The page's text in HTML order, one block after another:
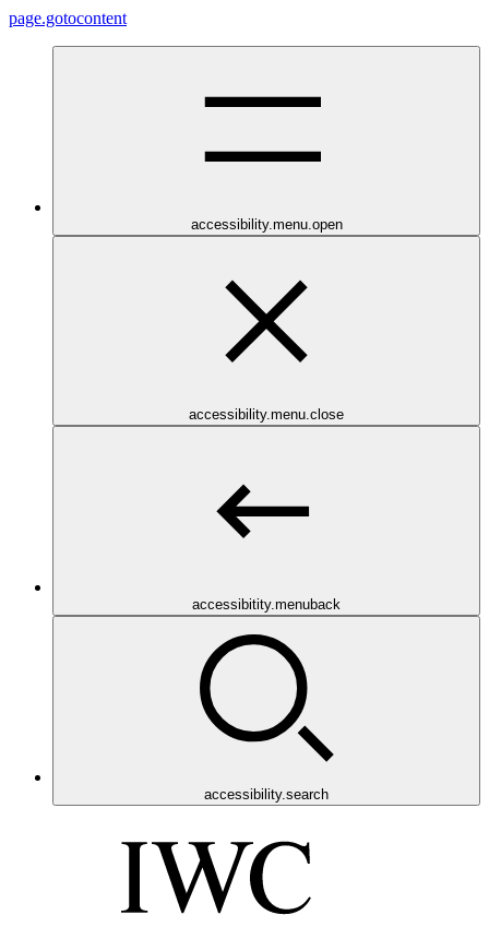
page.gotocontent
accessibility.menu.open
accessibility.menu.close
accessibitity.menuback
accessibility.search